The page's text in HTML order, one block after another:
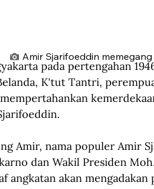
Amir Sjarifoeddin
pada pertengahan
K'tut Tantri,
Amir, nama populer Amir
dan Wakil Presiden
angkatan akan